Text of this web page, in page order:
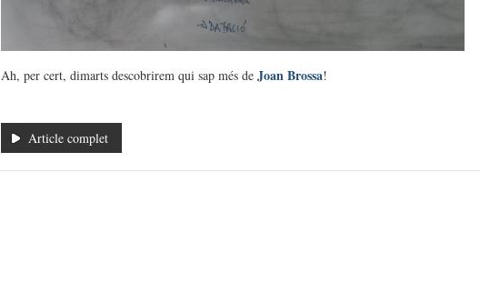
Ah, per cert, dimarts descobrirem qui sap més de Joan Brossa!
Article complet